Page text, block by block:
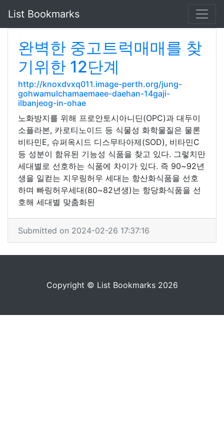
List Bookmarks
완벽한 중고트럭매매를 찾
기위한 12단계
http://knoxdvxq011.image-perth.org/jung-
gohwamulchamaemaee-daehan-14gaji-
ilbanjeog-in-ohae
노화방지를 위해 프로안토시아니딘(OPC)과 대두이
소플라본, 카로티노이드 등 식물성 화학물질은 물론
비타민E, 슈퍼옥시드 디스무타아제(SOD), 비타민C
등 성분이 함유된 기능성 식품을 찾고 있다. 그렇치만
세대별로 선호하는 식품에 차이가 있다. 즉 90~92년
생을 일컫는 지우링허우 세대는 항산화식품을 선호
하며 빠링허우세대(80~82년생)는 항당화식품을 선
호해 세대별 맞춤화된
Submitted on 2024-02-26 17:37:16
Copyright © List Bookmarks 2026